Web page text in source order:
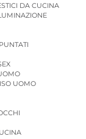
DA CUCINA
UOMO